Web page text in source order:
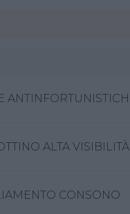
ALTA VISIBILITÀ
CONSONO